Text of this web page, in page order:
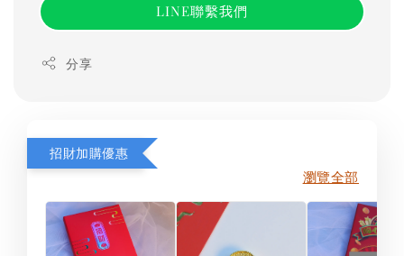
LINE聯繫我們
分享
招財加購優惠
瀏覽全部